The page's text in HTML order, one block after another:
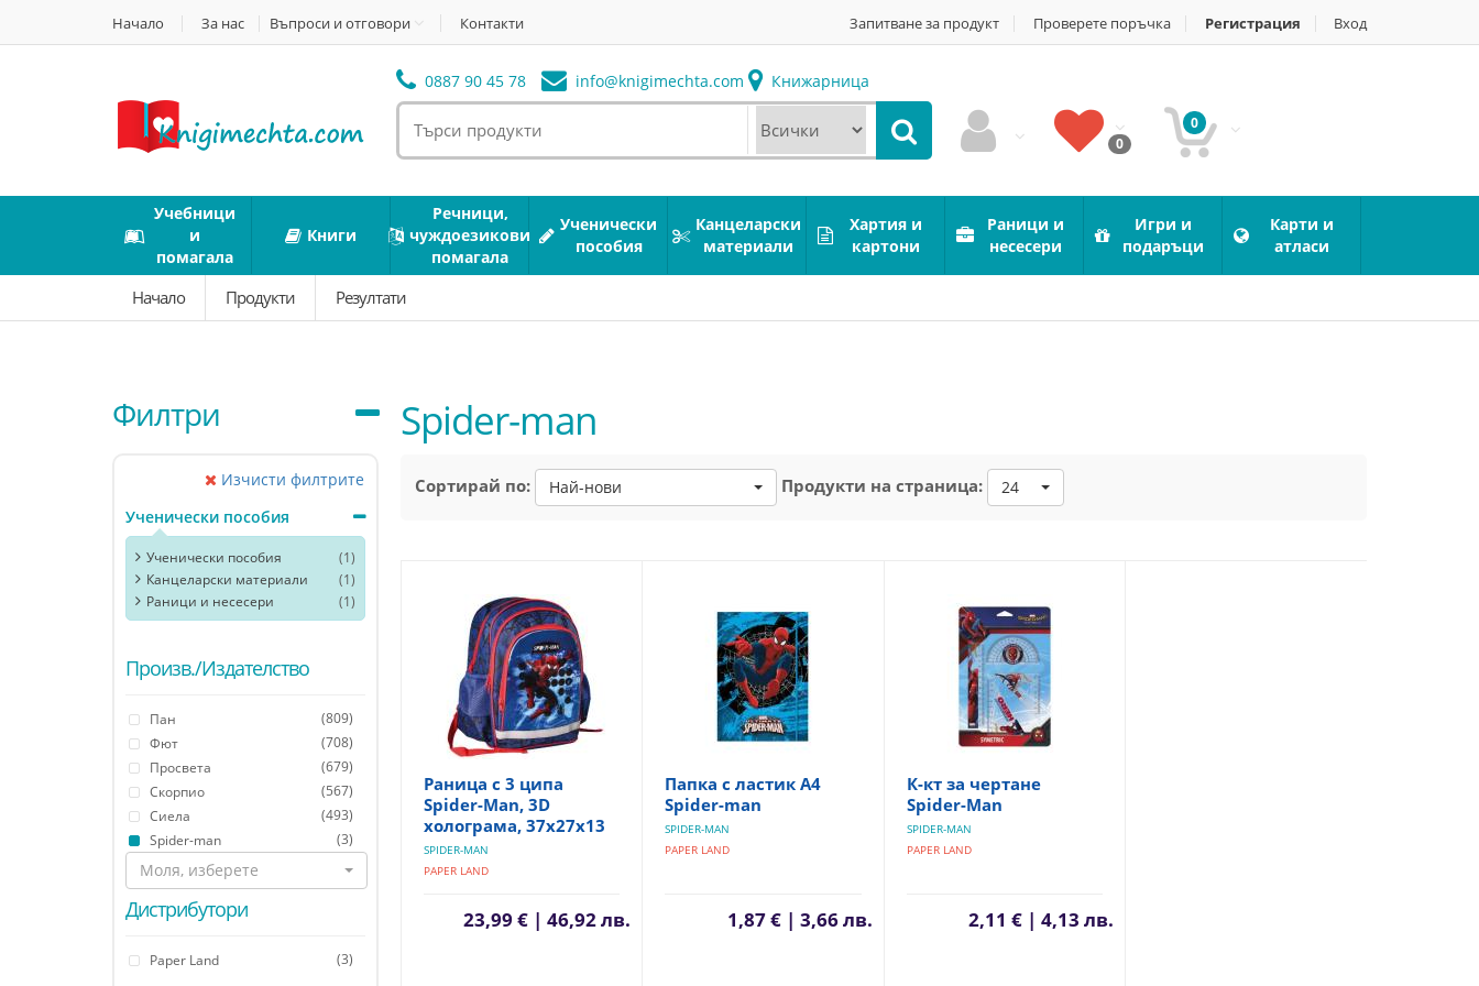
Начало За нас Въпроси и отговори Контакти Запитване за продукт Проверете поръчка Регистрация Вход
0887 90 45 78 info@knigimechta.com Книжарница
0
0
Учебници
и
помагала
Книги
Речници,
чуждоезикови
помагала
Ученически
пособия
Канцеларски
материали
Хартия и
картони
Раници и
несесери
Игри и
подаръци
Карти и
атласи
Начало Продукти Резултати
Филтри
Изчисти филтрите
Ученически пособия
Ученически пособия
(1)
Канцеларски материали
(1)
Раници и несесери
(1)
Произв./Издателство
Пан
(809)
Фют
(708)
Просвета
(679)
Скорпио
(567)
Сиела
(493)
Spider-man
(3)
Моля, изберете
Дистрибутори
Paper Land (3)
Spider-man
Сортирай по: Най-нови Продукти на страница: 24
Раница с 3 ципа
Spider-Man, 3D
холограма, 37х27х13
SPIDER-MAN
PAPER LAND
23,99 € | 46,92 лв.
Папка с ластик А4
Spider-man
SPIDER-MAN
PAPER LAND
1,87 € | 3,66 лв.
К-кт за чертане
Spider-Man
SPIDER-MAN
PAPER LAND
2,11 € | 4,13 лв.